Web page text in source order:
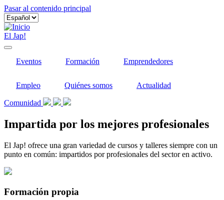
Pasar al contenido principal
El Jap!
Eventos Formación Emprendedores
Empleo Quiénes somos Actualidad
Comunidad
Impartida por los mejores profesionales
El Jap! ofrece una gran variedad de cursos y talleres siempre con un
punto en común: impartidos por profesionales del sector en activo.
Formación propia